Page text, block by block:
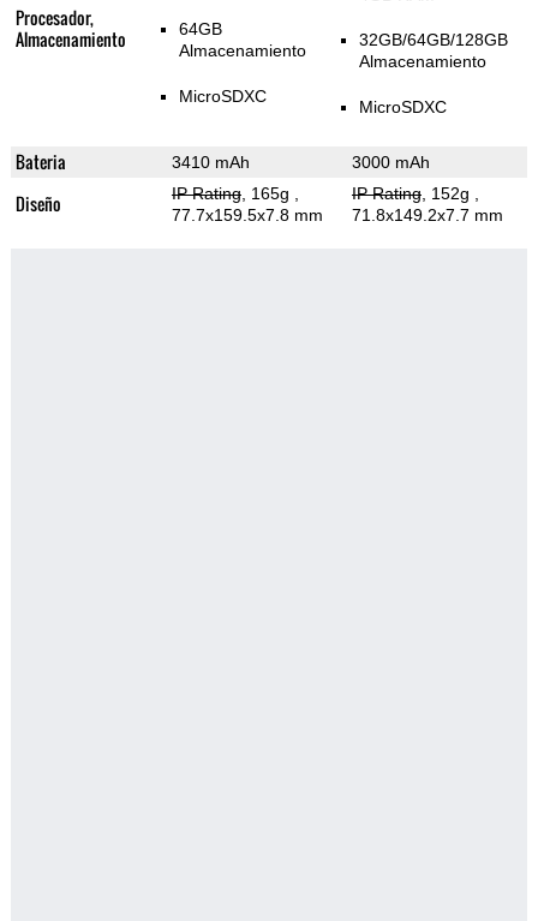
Procesador,
Almacenamiento
64GB
Almacenamiento
MicroSDXC
32GB/64GB/128GB
Almacenamiento
MicroSDXC
Bateria 3410 mAh 3000 mAh
Diseño IP Rating, 165g
77.7x159.5x7.8 mm
IP Rating, 152g
71.8x149.2x7.7 mm